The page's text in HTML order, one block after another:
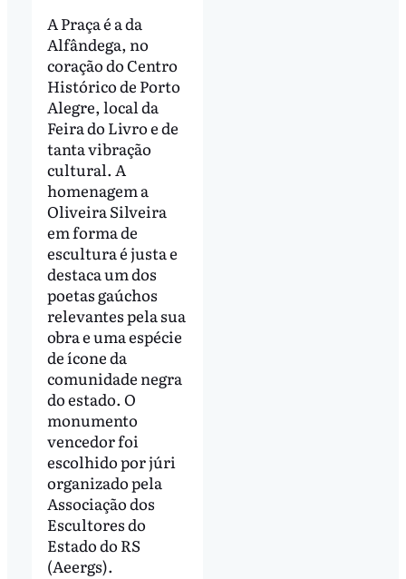
A Praça é a da
Alfândega, no
coração do Centro
Histórico de Porto
Alegre, local da
Feira do Livro e de
tanta vibração
cultural. A
homenagem a
Oliveira Silveira
em forma de
escultura é justa e
destaca um dos
poetas gaúchos
relevantes pela sua
obra e uma espécie
de ícone da
comunidade negra
do estado. O
monumento
vencedor foi
escolhido por júri
organizado pela
Associação dos
Escultores do
Estado do RS
(Aeergs).